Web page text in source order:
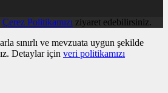
Çerez Politikamızı ziyaret edebilirsiniz.
sınırlı ve mevzuata uygun şekilde
Detaylar için veri politikamızı